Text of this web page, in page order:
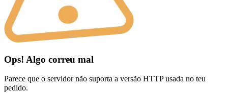
Ops! Algo correu mal
Parece que o servidor não suporta a versão HTTP usada no teu
pedido.